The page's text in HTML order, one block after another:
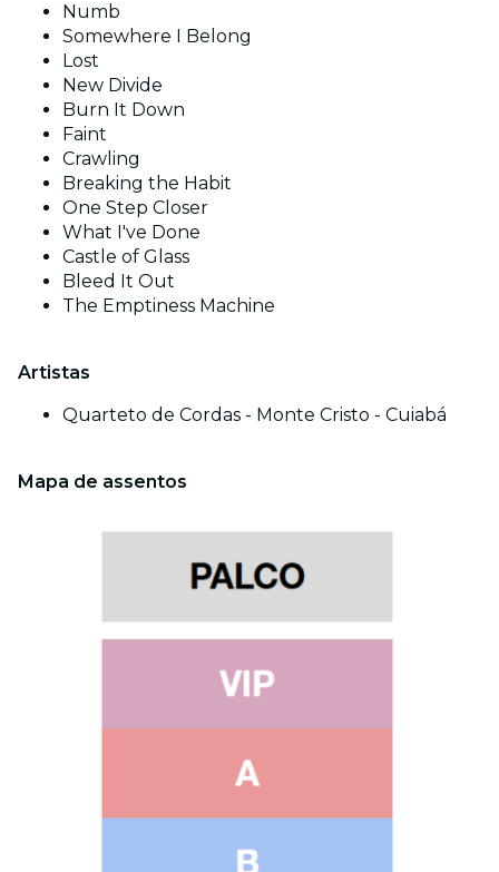
Numb
Somewhere I Belong
Lost
New Divide
Burn It Down
Faint
Crawling
Breaking the Habit
One Step Closer
What I've Done
Castle of Glass
Bleed It Out
The Emptiness Machine
Artistas
Quarteto de Cordas - Monte Cristo - Cuiabá
Mapa de assentos